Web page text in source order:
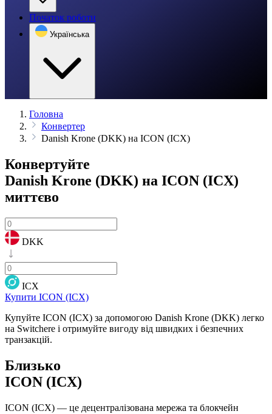
Початок роботи
Українська
Головна
Конвертер
Danish Krone (DKK) на ICON (ICX)
Конвертуйте
Danish Krone (DKK) на ICON (ICX)
миттєво
DKK
ICX
Купити ICON (ICX)
Купуйте ICON (ICX) за допомогою Danish Krone (DKK) легко
на Switchere і отримуйте вигоду від швидких і безпечних
транзакцій.
Близько
ICON (ICX)
ICON (ICX) — це децентралізована мережа та блокчейн